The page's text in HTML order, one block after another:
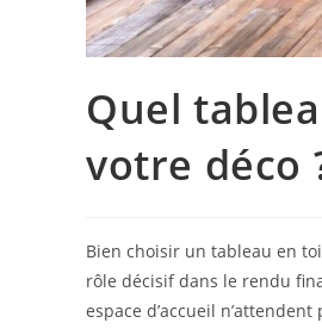
Quel
votre déco
Bien choisir un tableau en
rôle décisif dans le rendu
espace d’accueil